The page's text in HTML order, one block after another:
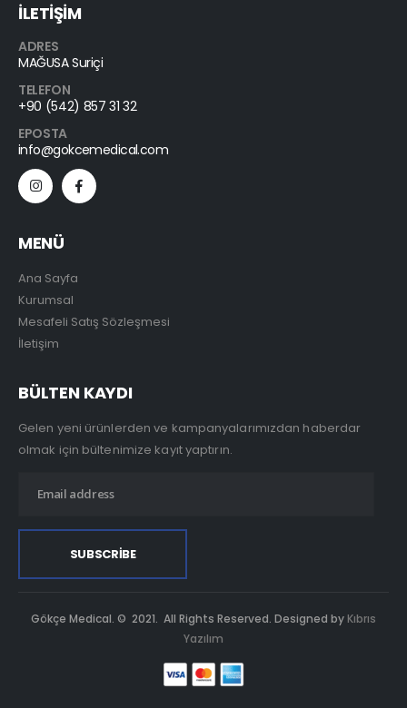
İLETİŞİM
ADRES
MAĞUSA Suriçi
TELEFON
+90 (542) 857 31 32
EPOSTA
info@gokcemedical.com
MENÜ
Ana Sayfa
Kurumsal
Mesafeli Satış Sözleşmesi
İletişim
BÜLTEN KAYDI
Gelen yeni ürünlerden ve kampanyalarımızdan haberdar
olmak için bültenimize kayıt yaptırın.
Gökçe Medical. © 2021. All Rights Reserved. Designed by Kıbrıs
Yazılım